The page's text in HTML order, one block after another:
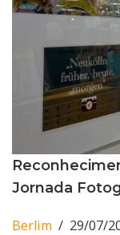
Jornada
Berlim 29/07/